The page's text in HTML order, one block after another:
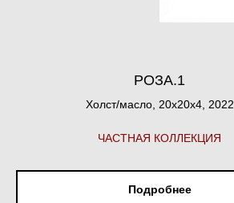
РОЗА.1
Холст/масло, 20х20х4, 2022
ЧАСТНАЯ КОЛЛЕКЦИЯ
Подробнее